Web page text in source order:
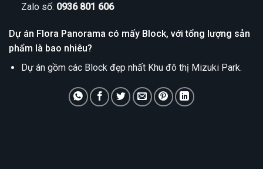
Zalo số: 0936 801 606
Dự án Flora Panorama có mấy Block, với tổng lượng sản
phẩm là bao nhiêu?
Dự án gồm các Block đẹp nhất Khu đô thị Mizuki Park.